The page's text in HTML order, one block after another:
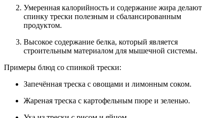
Умеренная калорийность и содержание жира делают
спинку трески полезным и сбалансированным
продуктом.
Высокое содержание белка, который является
строительным материалом для мышечной системы.
Примеры блюд со спинкой трески:
Запечённая треска с овощами и лимонным соком.
Жареная треска с картофельным пюре и зеленью.